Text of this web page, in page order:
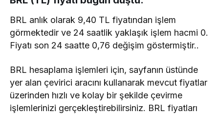
BRL anlık olarak 9,40 TL fiyatından işlem
görmektedir ve 24 saatlik yaklaşık işlem hacmi 0.
Fiyatı son 24 saatte 0,76 değişim göstermiştir..
BRL hesaplama işlemleri için, sayfanın üstünde
yer alan çevirici aracını kullanarak mevcut fiyatlar
üzerinden hızlı ve kolay bir şekilde çevirme
işlemlerinizi gerçekleştirebilirsiniz. BRL fiyatları